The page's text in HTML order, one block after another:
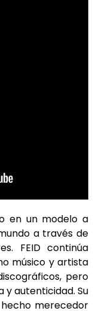
en un modelo a
a través de
FEID continúa
músico y artista
pero
y autenticidad. Su
merecedor